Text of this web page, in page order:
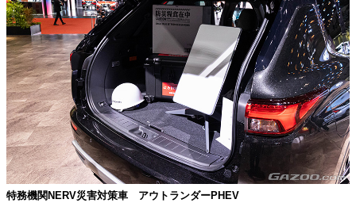
特務機関NERV災害対策車 アウトランダーPHEV